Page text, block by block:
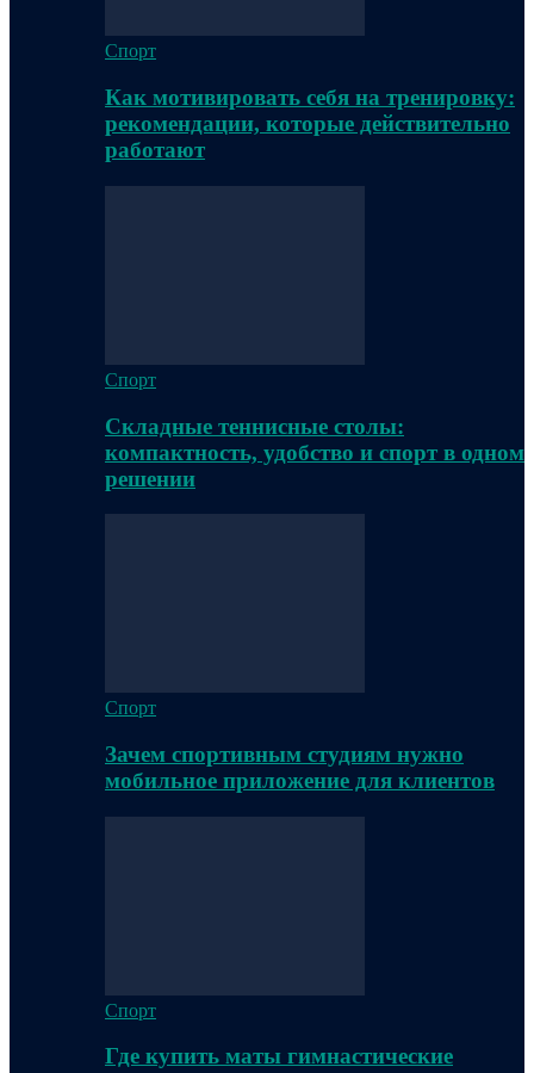
Спорт
Как мотивировать себя на тренировку:
рекомендации, которые действительно
работают
Спорт
Складные теннисные столы:
компактность, удобство и спорт в одном
решении
Спорт
Зачем спортивным студиям нужно
мобильное приложение для клиентов
Спорт
Где купить маты гимнастические